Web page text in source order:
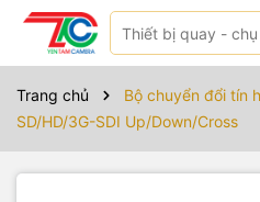
Trang chủ
Bộ chuyển đổi tín
SD/HD/3G-SDI Up/Down/Cross
Sản phẩm bao gồm